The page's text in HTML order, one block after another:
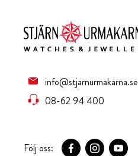
info@stjarnurmakarna.se
08-62 94 400
Följ oss: